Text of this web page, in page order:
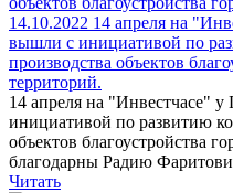
14.10.2022 14 апреля на
вышли с инициативой по
производства объектов
территорий.
14 апреля на "Инвестчасе"
инициативой по развитию
объектов благоустройства
благодарны Радию
Читать